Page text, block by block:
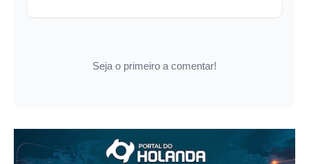
Seja o primeiro a comentar!